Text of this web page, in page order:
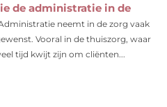
de administratie in de
neemt in de zorg vaak
Vooral in de thuiszorg, waar
tijd kwijt zijn om cliënten...